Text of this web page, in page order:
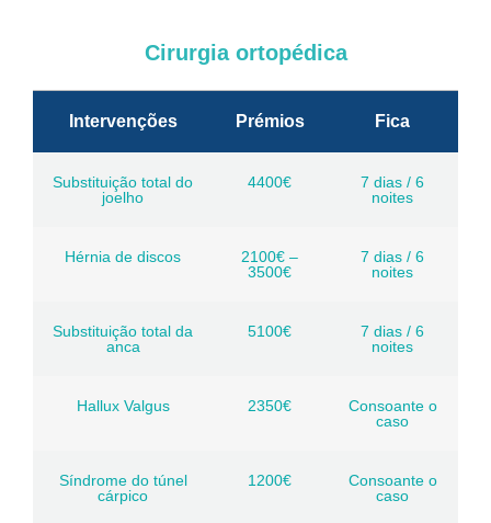
Cirurgia ortopédica
Intervenções Prémios Fica
Substituição total do
joelho
4400€
7 dias / 6
noites
Hérnia de discos
2100€ –
3500€
7 dias / 6
noites
Substituição total da
anca
5100€
7 dias / 6
noites
Hallux Valgus 2350€
Consoante o
caso
Síndrome do túnel
cárpico
1200€
Consoante o
caso